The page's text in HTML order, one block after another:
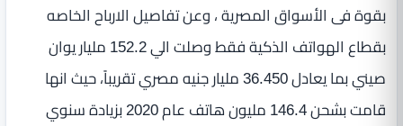
بقوة فى الأسواق المصرية ، وعن تفاصيل الارباح الخاصه
بقطاع الهواتف الذكية فقط وصلت الي 152.2 مليار يوان
صيني بما يعادل 36.450 مليار جنيه مصري تقريباً، حيث انها
قامت بشحن 146.4 مليون هاتف عام 2020 بزيادة سنوي